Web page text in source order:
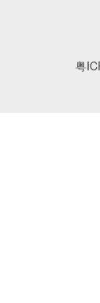
粤